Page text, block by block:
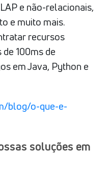
e não-relacionais,
e muito mais.
recursos
100ms de
em Java, Python e
blog/o-que-e-
soluções em